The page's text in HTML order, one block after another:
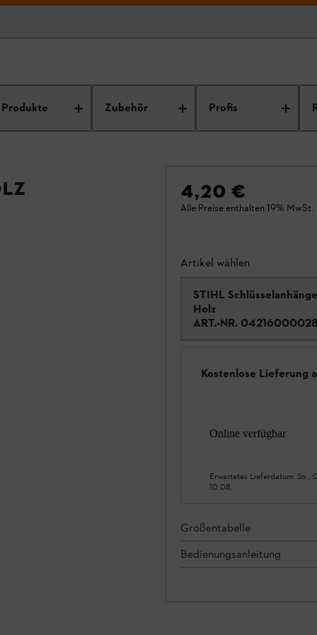
Produkte Zubehör Profis
4,20 €
Alle Preise enthalten 19% MwSt.
Artikel wählen
STIHL
Holz
ART.-NR. 04216000028
Kostenlose Lieferung
Online verfügbar
Erwartetes Lieferdatum: So.,
10.08.
Größentabelle
Bedienungsanleitung